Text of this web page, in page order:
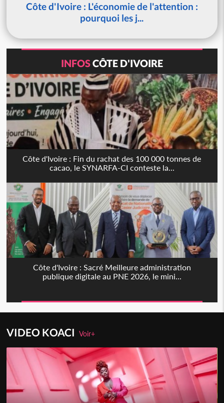
Côte d'Ivoire : L'économie de l'attention :
pourquoi les j...
INFOSCÔTE D'IVOIRE
Côte d'Ivoire : Fin du rachat des 100 000 tonnes de
cacao, le SYNARFA-CI conteste la...
Côte d'Ivoire : Sacré Meilleure administration
publique digitale au PNE 2026, le mini...
VIDEO KOACIVoir+